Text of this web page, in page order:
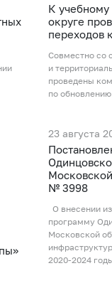
К учебному
округе
переходов
Совместно со
и
проведены
по
23 августа
№ 3998
О внесении
программу
Московской
2020-2024